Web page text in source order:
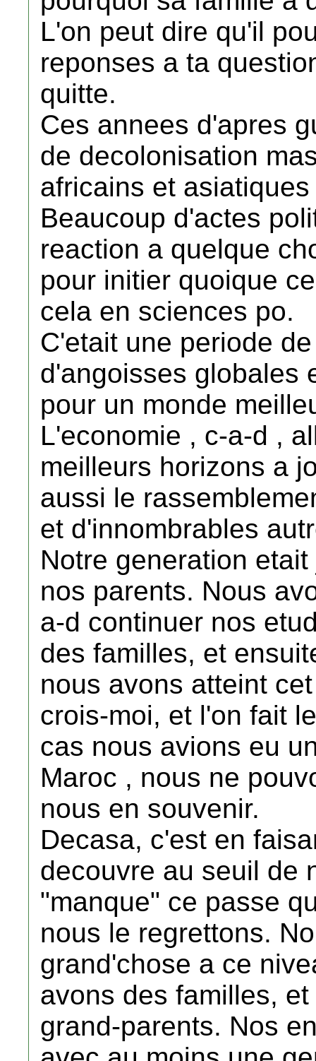
L'on peut dire qu'il
reponses a ta
quitte.
Ces annees d'apres
de decolonisation
africains et
Beaucoup d'actes
reaction a quelque
pour initier quoique
cela en sciences po.
C'etait une periode
d'angoisses globales
pour un monde
L'economie , c-a-d ,
meilleurs horizons a
aussi le
et d'innombrables
Notre generation
nos parents. Nous
a-d continuer nos
des familles, et
nous avons atteint
crois-moi, et l'on fait
cas nous avions eu
Maroc , nous ne
nous en souvenir.
Decasa, c'est en
decouvre au seuil de
"manque" ce passe
nous le regrettons.
grand'chose a ce
avons des familles,
grand-parents. Nos